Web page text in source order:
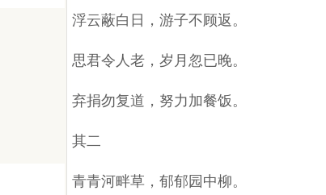
浮云蔽白日，游子不顾返。
思君令人老，岁月忽已晚。
弃捐勿复道，努力加餐饭。
其二
青青河畔草，郁郁园中柳。